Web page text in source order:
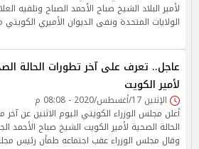
لأمير البلاد الشيخ صباح الأحمد الصباح وتلقيه
الولايات المتحدة ونفى الديوان الأميري الكويتي
عاجل.. تعرف على آخر تطورات الحالة
لأمير الكويت
الإثنين 17/أغسطس/2020 - 08:08 م
أعلن مجلس الوزراء الكويتي اليوم الاثنين عن
الحالة الصحية لأمير الكويت الشيخ صباح الأحمد
وقال مجلس الوزراء عقب اجتماعه طمأن رئيس